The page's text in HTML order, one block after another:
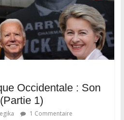
Occidentale : Son
1)
1 Commentaire